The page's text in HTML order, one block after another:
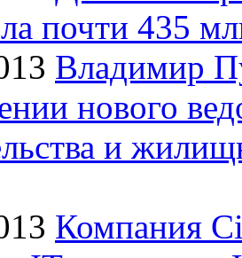
почти 435
Владимир
нового
и
Компания